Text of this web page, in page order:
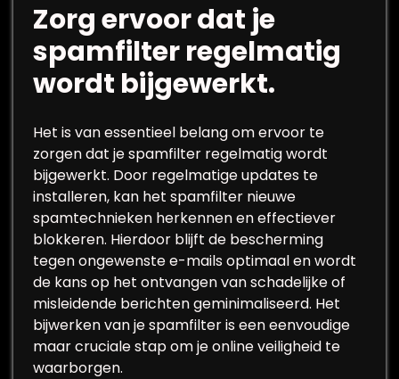
Zorg ervoor dat je
spamfilter regelmatig
wordt bijgewerkt.
Het is van essentieel belang om ervoor te
zorgen dat je spamfilter regelmatig wordt
bijgewerkt. Door regelmatige updates te
installeren, kan het spamfilter nieuwe
spamtechnieken herkennen en effectiever
blokkeren. Hierdoor blijft de bescherming
tegen ongewenste e-mails optimaal en wordt
de kans op het ontvangen van schadelijke of
misleidende berichten geminimaliseerd. Het
bijwerken van je spamfilter is een eenvoudige
maar cruciale stap om je online veiligheid te
waarborgen.